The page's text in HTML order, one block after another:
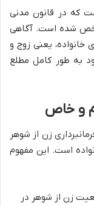
که در قانون مدنی
شده است. آگاهی
خانواده، یعنی زوج و
به طور کامل مطلع
و خاص
زن از شوهر
است. این مفهوم
زن از شوهر در